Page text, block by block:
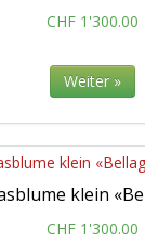
CHF 1'300.00
Weiter »
CHF 1'300.00